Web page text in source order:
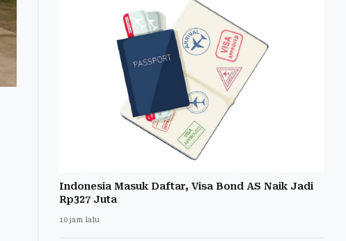
Indonesia Masuk Daftar, Visa Bond AS Naik Jadi
Rp327 Juta
10 jam lalu